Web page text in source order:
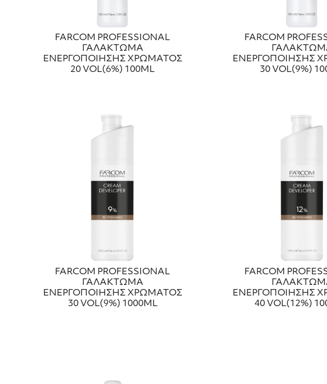
FARCOM PROFESSIONAL
ΓΑΛΑΚΤΩΜΑ
ΕΝΕΡΓΟΠΟΙΗΣΗΣ ΧΡΩΜΑΤΟΣ
20 VOL(6%) 100ML
FARCOM
ΕΝΕΡΓΟΠΟΙΗΣΗΣ
30 VOL(9%)
FARCOM PROFESSIONAL
ΓΑΛΑΚΤΩΜΑ
ΕΝΕΡΓΟΠΟΙΗΣΗΣ ΧΡΩΜΑΤΟΣ
30 VOL(9%) 1000ML
FARCOM
ΕΝΕΡΓΟΠΟΙΗΣΗΣ
40 VOL(12%)